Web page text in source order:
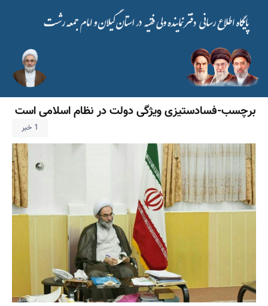
برچسب-فسادستیزی ویژگی دولت در نظام اسلامی است
1 خبر